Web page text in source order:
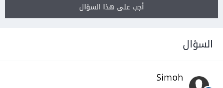
أجب على هذا السؤال
السؤال
Simoh